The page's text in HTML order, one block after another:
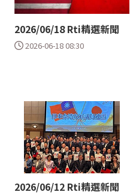
2026/06/18 Rti精選新聞
2026-06-18 08:30
2026/06/12 Rti精選新聞